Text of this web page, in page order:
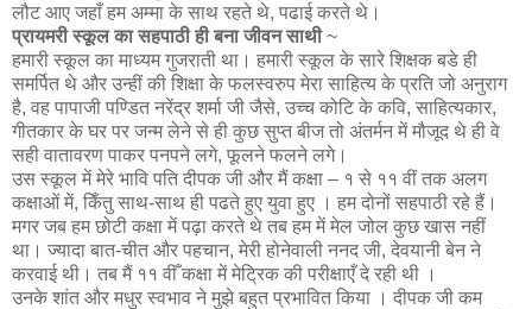
लौट आए जहाँ हम अम्मा के साथ रहते थे, पढाई करते थे।
प्रायमरी स्कूल का सहपाठी ही बना जीवन साथी~
हमारी स्कूल का माध्यम गुजराती था। हमारी स्कूल के सारे शिक्षक बडे ही
समर्पित थे और उन्हीं की शिक्षा के फलस्वरुप मेरा साहित्य के प्रति जो अनुराग
है, वह पापाजी पण्डित नरेंद्र शर्मा जी जैसे, उच्च कोटि के कवि, साहित्यकार,
गीतकार के घर पर जन्म लेने से ही कुछ सुप्त बीज तो अंतर्मन में मौजूद थे ही वे
सही वातावरण पाकर पनपने लगे, फूलने फलने लगे।
उस स्कूल में मेरे भावि पति दीपक जी और मैं कक्षा – १ से ११ वीं तक अलग
कक्षाओं में, किँतु साथ-साथ ही पढते हुए युवा हुए । हम दोनों सहपाठी रहे हैं।
मगर जब हम छोटी कक्षा में पढ़ा करते थे तब हम में मेल जोल कुछ खास नहीं
था। ज्यादा बात-चीत और पहचान, मेरी होनेवाली ननद जी, देवयानी बेन ने
करवाई थी। तब मैं ११ वीँ कक्षा में मेट्रिक की परीक्षाएँ दे रही थी ।
उनके शांत और मधुर स्वभाव ने मुझे बहुत प्रभावित किया । दीपक जी कम